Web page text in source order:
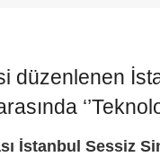
düzenlenen
İstanbul Sessiz